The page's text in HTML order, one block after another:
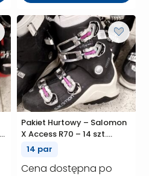
Pakiet Hurtowy – Salomon
X Access R70 – 14 szt.
(P01010)
14 par
Cena dostępna po